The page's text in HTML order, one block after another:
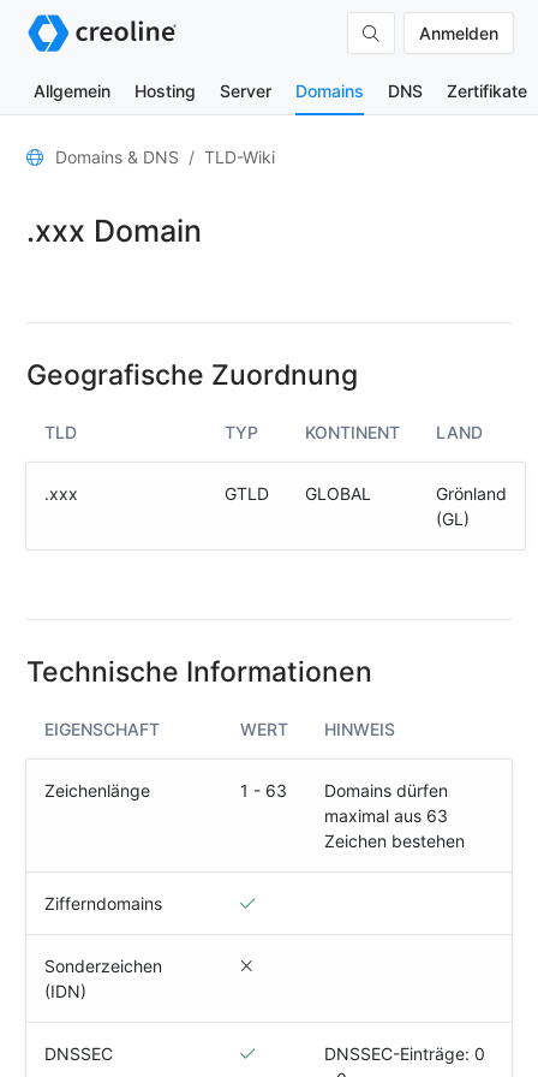
Anmelden
Allgemein Hosting Server Domains DNS Zertifikate
Allgemein
Kontakte
DNS-
Lookup
HTTP-
(IPv4
Redirect-
Disclosure
WEITERE
RESSOURCEN
creoline.com
Domains & DNS TLD-Wiki
.xxx Domain
Geografische Zuordnung
TLD TYP KONTINENT LAND
.xxx GTLD GLOBAL
Grönland
(GL)
Technische Informationen
EIGENSCHAFT WERT HINWEIS
Zeichenlänge 1 - 63
Domains dürfen
maximal aus 63
Zeichen bestehen
Zifferndomains
Sonderzeichen
(IDN)
DNSSEC
DNSSEC-Einträge: 0